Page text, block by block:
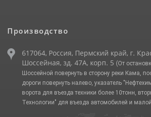
Производство
617064, Россия, Пермский край, г.
Шоссейная, зд. 47А, корп. 5 (От
Шоссейной повернуть в сторону реки Кама,
дороги повернуть налево, указатель
ворота для въезда техники более 10тонн,
Технологии" для въезда автомобилей и